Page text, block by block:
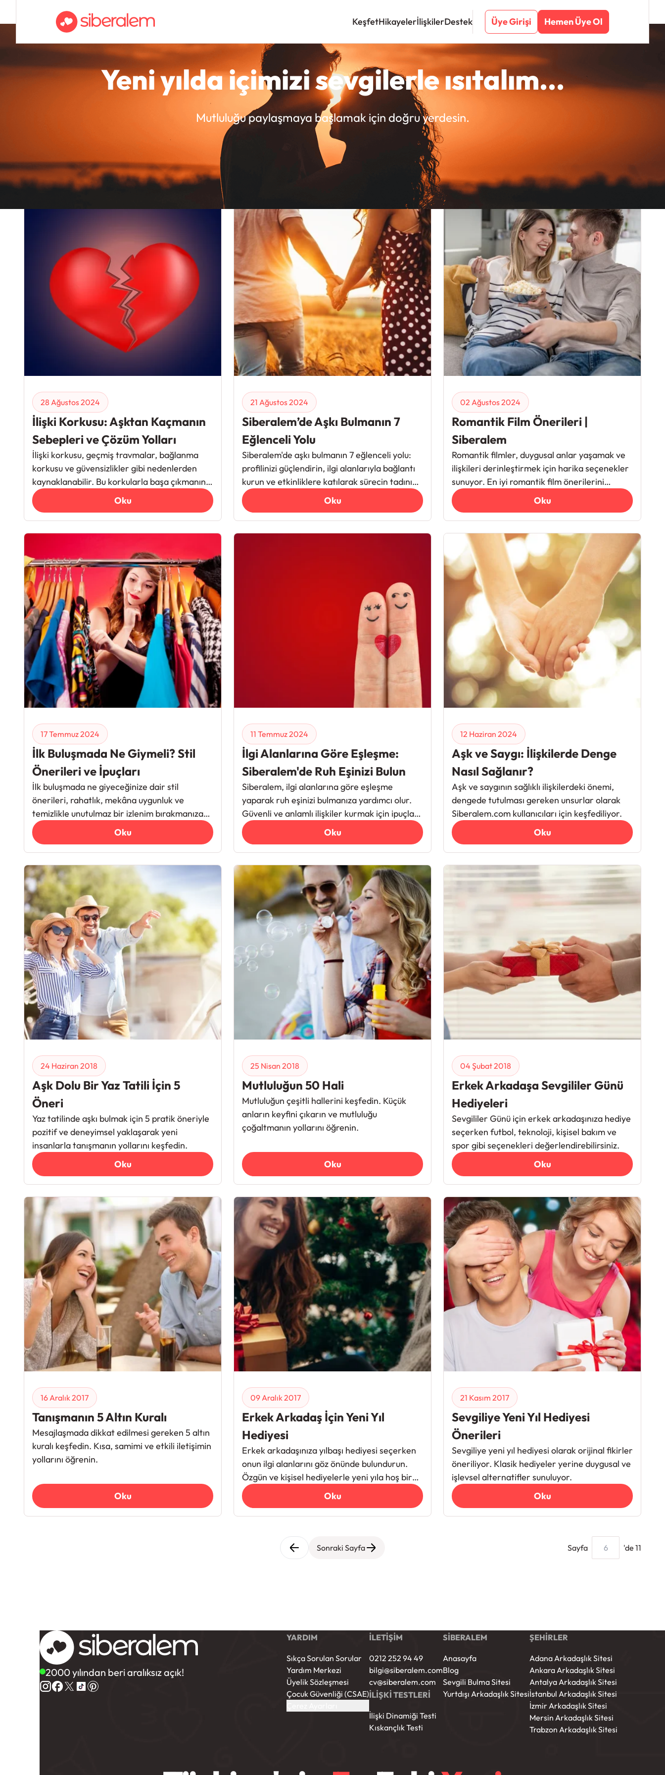
KeşfetHikayelerİlişkilerDestek Üye Girişi Hemen Üye Ol
Yeni yılda içimizi sevgilerle ısıtalım...
Mutluluğu paylaşmaya başlamak için doğru yerdesin.
28 Ağustos 2024
İlişki Korkusu: Aşktan Kaçmanın
Sebepleri ve Çözüm Yolları
İlişki korkusu, geçmiş travmalar, bağlanma
korkusu ve güvensizlikler gibi nedenlerden
kaynaklanabilir. Bu korkularla başa çıkmanın
yolları anlatılmaktadır.Oku
21 Ağustos 2024
Siberalem’de Aşkı Bulmanın 7
Eğlenceli Yolu
Siberalem'de aşkı bulmanın 7 eğlenceli yolu:
profilinizi güçlendirin, ilgi alanlarıyla bağlantı
kurun ve etkinliklere katılarak sürecin tadını
çıkarın!
Oku
02 Ağustos 2024
Romantik Film Önerileri |
Siberalem
Romantik filmler, duygusal anlar yaşamak ve
ilişkileri derinleştirmek için harika seçenekler
sunuyor. En iyi romantik film önerilerini
keşfedin.
Oku
17 Temmuz 2024
İlk Buluşmada Ne Giymeli? Stil
Önerileri ve İpuçları
İlk buluşmada ne giyeceğinize dair stil
önerileri, rahatlık, mekâna uygunluk ve
temizlikle unutulmaz bir izlenim bırakmanıza
yardımcı olur.
Oku
11 Temmuz 2024
İlgi Alanlarına Göre Eşleşme:
Siberalem'de Ruh Eşinizi Bulun
Siberalem, ilgi alanlarına göre eşleşme
yaparak ruh eşinizi bulmanıza yardımcı olur.
Güvenli ve anlamlı ilişkiler kurmak için ipuçları
sunar.
Oku
12 Haziran 2024
Aşk ve Saygı: İlişkilerde Denge
Nasıl Sağlanır?
Aşk ve saygının sağlıklı ilişkilerdeki önemi,
dengede tutulması gereken unsurlar olarak
Siberalem.com kullanıcıları için keşfediliyor.
Oku
24 Haziran 2018
Aşk Dolu Bir Yaz Tatili İçin 5
Öneri
Yaz tatilinde aşkı bulmak için 5 pratik öneriyle
pozitif ve deneyimsel yaklaşarak yeni
insanlarla tanışmanın yollarını keşfedin.
Oku
25 Nisan 2018
Mutluluğun 50 Hali
Mutluluğun çeşitli hallerini keşfedin. Küçük
anların keyfini çıkarın ve mutluluğu
çoğaltmanın yollarını öğrenin.
Oku
04 Şubat 2018
Erkek Arkadaşa Sevgililer Günü
Hediyeleri
Sevgililer Günü için erkek arkadaşınıza hediye
seçerken futbol, teknoloji, kişisel bakım ve
spor gibi seçenekleri değerlendirebilirsiniz.
Oku
16 Aralık 2017
Tanışmanın 5 Altın Kuralı
Mesajlaşmada dikkat edilmesi gereken 5 altın
kuralı keşfedin. Kısa, samimi ve etkili iletişimin
yollarını öğrenin.
Oku
09 Aralık 2017
Erkek Arkadaş İçin Yeni Yıl
Hediyesi
Erkek arkadaşınıza yılbaşı hediyesi seçerken
onun ilgi alanlarını göz önünde bulundurun.
Özgün ve kişisel hediyelerle yeni yıla hoş bir
merhaba deyin!
Oku
21 Kasım 2017
Sevgiliye Yeni Yıl Hediyesi
Önerileri
Sevgiliye yeni yıl hediyesi olarak orijinal fikirler
öneriliyor. Klasik hediyeler yerine duygusal ve
işlevsel alternatifler sunuluyor.
Oku
Sonraki Sayfa Sayfa 'de 11
2000 yılından beri aralıksız açık!
YARDIM
Sıkça Sorulan Sorular
Yardım Merkezi
Üyelik Sözleşmesi
Çocuk Güvenliği (CSAE)
İLETİŞİM
0212 252 94 49
bilgi@siberalem.com
cv@siberalem.com
İLİŞKİ TESTLERİ
İlişki Dinamiği Testi
Kıskançlık Testi
SİBERALEM
Anasayfa
Blog
Sevgili Bulma Sitesi
Yurtdışı Arkadaşlık Sitesi
ŞEHİRLER
Adana Arkadaşlık Sitesi
Ankara Arkadaşlık Sitesi
Antalya Arkadaşlık Sitesi
İstanbul Arkadaşlık Sitesi
İzmir Arkadaşlık Sitesi
Mersin Arkadaşlık Sitesi
Trabzon Arkadaşlık Sitesi